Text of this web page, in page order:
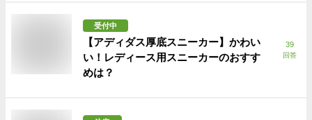
受付中
【アディダス厚底スニーカー】かわい
い！レディース用スニーカーのおすす
めは？
39
回答